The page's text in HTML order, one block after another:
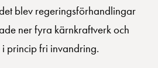
blev regeringsförhandlingar
ner fyra kärnkraftverk och
princip fri invandring.